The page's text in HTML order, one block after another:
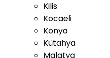
Kilis
Kocaeli
Konya
Kütahya
Malatya